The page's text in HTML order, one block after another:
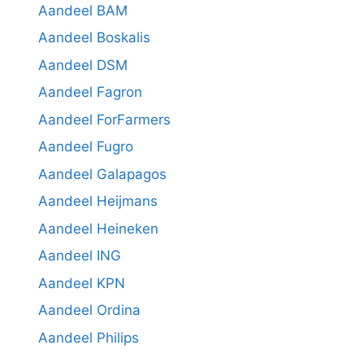
Aandeel BAM
Aandeel Boskalis
Aandeel DSM
Aandeel Fagron
Aandeel ForFarmers
Aandeel Fugro
Aandeel Galapagos
Aandeel Heijmans
Aandeel Heineken
Aandeel ING
Aandeel KPN
Aandeel Ordina
Aandeel Philips